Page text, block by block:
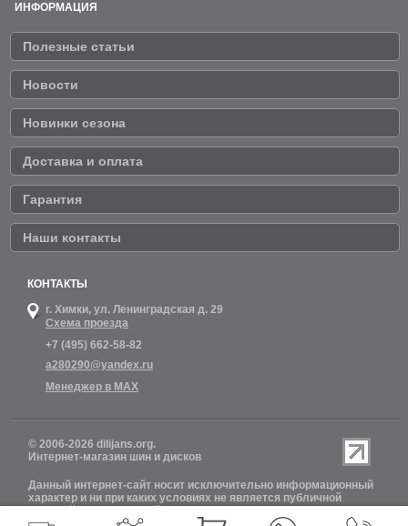
ИНФОРМАЦИЯ
Полезные статьи
Новости
Новинки сезона
Доставка и оплата
Гарантия
Наши контакты
КОНТАКТЫ
г. Химки, ул. Ленинградская д. 29
Схема проезда
+7 (495) 662-58-82
a280290@yandex.ru
Менеджер в MAX
© 2006-2026 dilijans.org.
Интернет-магазин шин и дисков
Данный интернет-сайт носит исключительно информационный
характер и ни при каких условиях не является публичной
Гражданского кодекса РФ. Обновление информации о наличии